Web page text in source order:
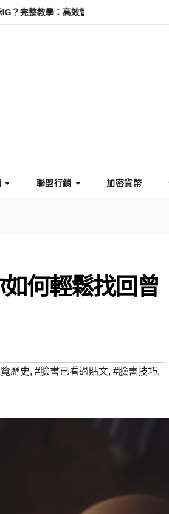
：高效管理你的線上隱私與數據安全
聯盟行銷 加密貨幣
何輕鬆找回曾
歷史, #臉書已看過貼文, #臉書技巧,